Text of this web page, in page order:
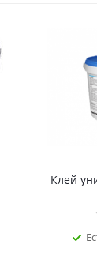
Клей